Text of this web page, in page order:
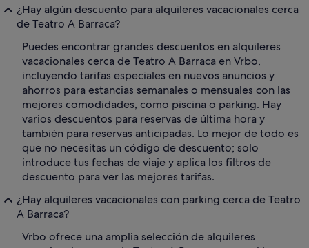
¿Hay algún descuento para alquileres vacacionales cerca
de Teatro A Barraca?
Puedes encontrar grandes descuentos en alquileres
vacacionales cerca de Teatro A Barraca en Vrbo,
incluyendo tarifas especiales en nuevos anuncios y
ahorros para estancias semanales o mensuales con las
mejores comodidades, como piscina o parking. Hay
varios descuentos para reservas de última hora y
también para reservas anticipadas. Lo mejor de todo es
que no necesitas un código de descuento; solo
introduce tus fechas de viaje y aplica los filtros de
descuento para ver las mejores tarifas.
¿Hay alquileres vacacionales con parking cerca de Teatro
A Barraca?
Vrbo ofrece una amplia selección de alquileres